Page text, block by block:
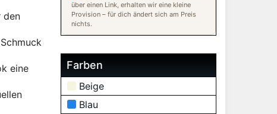
den
eine
über einen Link, erhalten wir eine kleine
Provision – für dich ändert sich am Preis
nichts.
Farben
Beige
Blau